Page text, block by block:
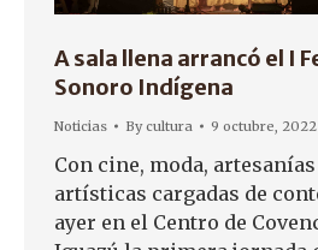
A sala llena arrancó el I
Sonoro Indígena
Noticias Bycultura 9 octubre, 2022
Con cine, moda,
artísticas cargadas de
ayer en el Centro de